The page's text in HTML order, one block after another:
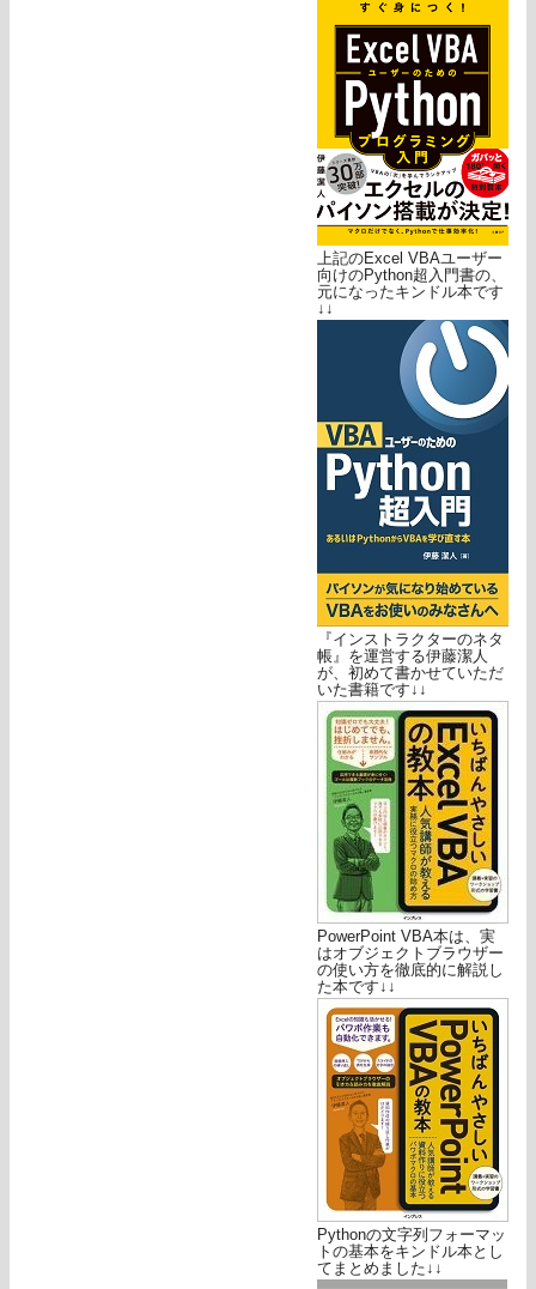
上記のExcel VBAユーザー
向けのPython超入門書の、
元になったキンドル本です
↓↓
『インストラクターのネタ
帳』を運営する伊藤潔人
が、初めて書かせていただ
いた書籍です↓↓
PowerPoint VBA本は、実
はオブジェクトブラウザー
の使い方を徹底的に解説し
た本です↓↓
Pythonの文字列フォーマッ
トの基本をキンドル本とし
てまとめました↓↓